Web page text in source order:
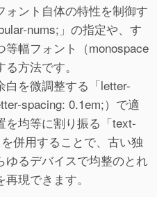
ント自体の特性を制御す
nums;」の指定や、す
幅フォント（monospace
方法です。
白を微調整する「letter-
spacing: 0.1em;）で適
を均等に割り振る「text-
併用することで、古い独
ゆるデバイスで均整のとれ
現できます。